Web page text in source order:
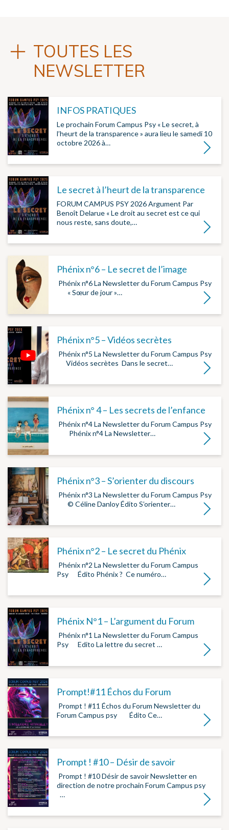
TOUTES LES
NEWSLETTER
INFOS PRATIQUES
Le prochain Forum Campus Psy « Le secret, à
l’heurt de la transparence » aura lieu le samedi 10
octobre 2026 à…
Lire la
Le secret à l’heurt de la transparence
FORUM CAMPUS PSY 2026 Argument Par
Benoît Delarue « Le droit au secret est ce qui
nous reste, sans doute,…
Lire la
Phénix n°6 – Le secret de l’image
­ Phénix n°6 La Newsletter du Forum Campus Psy
­ ­ ­ ­ ­ « Sœur de jour »…
Lire la
Phénix n°5 – Vidéos secrètes
­ Phénix n°5 La Newsletter du Forum Campus Psy
­ ­ ­ ­ Vidéos secrètes ­ Dans le secret…
Lire la
Phénix n° 4 – Les secrets de l’enfance
­ Phénix n°4 La Newsletter du Forum Campus Psy
­ ­ ­ ­ ­ ­ Phénix n°4 La Newsletter…
Lire la
Phénix n°3 – S’orienter du discours
­ Phénix n°3 La Newsletter du Forum Campus Psy
­ ­ ­ ­ ­ © Céline Danloy Édito S’orienter…
Lire la
Phénix n°2 – Le secret du Phénix
­ Phénix n°2 La Newsletter du Forum Campus
Psy ­ ­ ­ ­ ­ Édito Phénix ? ­ Ce numéro…
Lire la
Phénix N°1 – L’argument du Forum
­ Phénix n°1 La Newsletter du Forum Campus
Psy ­ ­ ­ ­ ­ Edito La lettre du secret ­…
Lire la
Prompt!#11 Échos du Forum
­ Prompt ! #11 Échos du Forum Newsletter du
Forum Campus psy ­ ­ ­ ­ ­ Édito Ce…
Lire la
Prompt ! #10 – Désir de savoir
­ Prompt ! #10 Désir de savoir Newsletter en
direction de notre prochain Forum Campus psy
­ ­ ­…
Lire la